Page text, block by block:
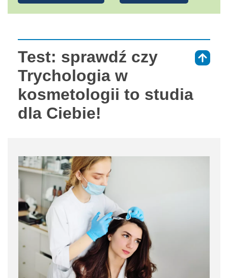
Test: sprawdź czy
Trychologia w
kosmetologii to studia
dla Ciebie!